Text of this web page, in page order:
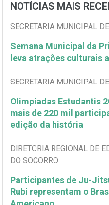
NOTÍCIAS MAIS
SECRETARIA MUNICIPAL
Semana Municipal da
leva atrações culturais
SECRETARIA MUNICIPAL
Olimpíadas Estudantis
mais de 220 mil
edição da história
DIRETORIA REGIONAL DE
DO SOCORRO
Participantes de Ju-
Rubi representam o